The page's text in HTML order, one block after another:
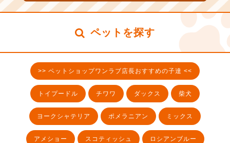
ペットを探す
>> ペットショップワンラブ店長おすすめの子達 <<
トイプードル チワワ ダックス 柴犬
ヨークシャテリア ポメラニアン ミックス
アメショー スコティッシュ ロシアンブルー